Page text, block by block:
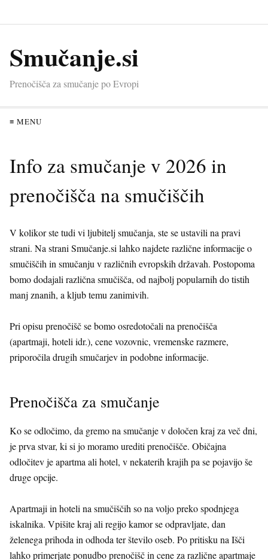
Smučanje.si
Prenočišča za smučanje po Evropi
≡ MENU
Info za smučanje v 2026 in
prenočišča na smučiščih
V kolikor ste tudi vi ljubitelj smučanja, ste se ustavili na pravi
strani. Na strani Smučanje.si lahko najdete različne informacije o
smučiščih in smučanju v različnih evropskih državah. Postopoma
bomo dodajali različna smučišča, od najbolj popularnih do tistih
manj znanih, a kljub temu zanimivih.
Pri opisu prenočišč se bomo osredotočali na prenočišča
(apartmaji, hoteli idr.), cene vozovnic, vremenske razmere,
priporočila drugih smučarjev in podobne informacije.
Prenočišča za smučanje
Ko se odločimo, da gremo na smučanje v določen kraj za več dni,
je prva stvar, ki si jo moramo urediti prenočišče. Običajna
odločitev je apartma ali hotel, v nekaterih krajih pa se pojavijo še
druge opcije.
Apartmaji in hoteli na smučiščih so na voljo preko spodnjega
iskalnika. Vpišite kraj ali regijo kamor se odpravljate, dan
želenega prihoda in odhoda ter število oseb. Po pritisku na Išči
lahko primerjate ponudbo prenočišč in cene za različne apartmaje